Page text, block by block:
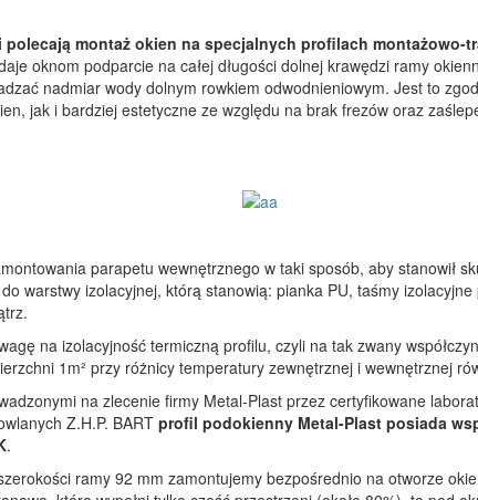
montaż okien na specjalnych profilach montażowo-
oknom podparcie na całej długości dolnej krawędzi ramy
nadmiar wody dolnym rowkiem odwodnieniowym. Jest to
jak i bardziej estetyczne ze względu na brak frezów oraz
parapetu wewnętrznego w taki sposób, aby stanowił
warstwy izolacyjnej, którą stanowią: pianka PU, taśmy
na izolacyjność termiczną profilu, czyli na tak zwany
1m² przy różnicy temperatury zewnętrznej i wewnętrznej
na zlecenie firmy Metal-Plast przez certyfikowane
Z.H.P. BARTprofil podokienny Metal-Plast posiada
.
ramy 92 mm zamontujemy bezpośrednio na otworze